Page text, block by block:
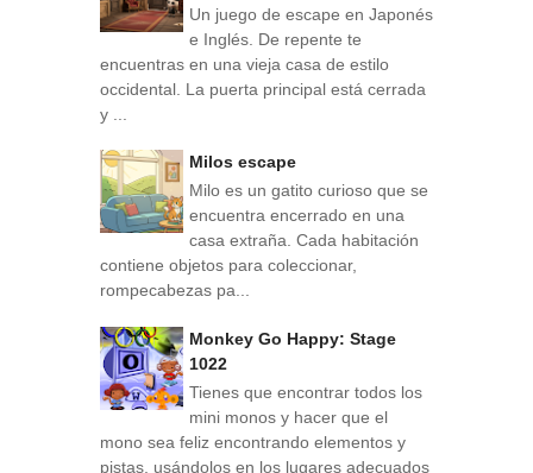
Un juego de escape en Japonés
e Inglés. De repente te
encuentras en una vieja casa de estilo
occidental. La puerta principal está cerrada
y ...
Milos escape
Milo es un gatito curioso que se
encuentra encerrado en una
casa extraña. Cada habitación
contiene objetos para coleccionar,
rompecabezas pa...
Monkey Go Happy: Stage
1022
Tienes que encontrar todos los
mini monos y hacer que el
mono sea feliz encontrando elementos y
pistas, usándolos en los lugares adecuados